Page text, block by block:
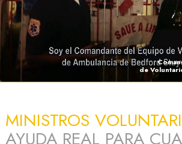
de
MINISTROS
AYUDA REAL PARA